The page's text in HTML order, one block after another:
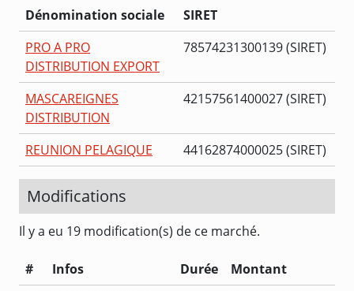
Dénomination sociale
SIRET
PRO A PRO
DISTRIBUTION EXPORT
78574231300139 (SIRET)
MASCAREIGNES
DISTRIBUTION
42157561400027 (SIRET)
REUNION PELAGIQUE 44162874000025 (SIRET)
Modifications
Il y a eu 19 modification(s) de ce marché.
# Infos Durée
Montant